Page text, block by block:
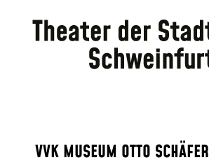
VVK MUSEUM OTTO SCHÄFER